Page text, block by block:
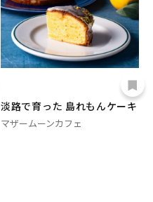
淡路で育った 島れもんケーキ
マザームーンカフェ